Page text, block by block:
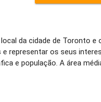
da cidade de Toronto
representar os seus
e população. A área